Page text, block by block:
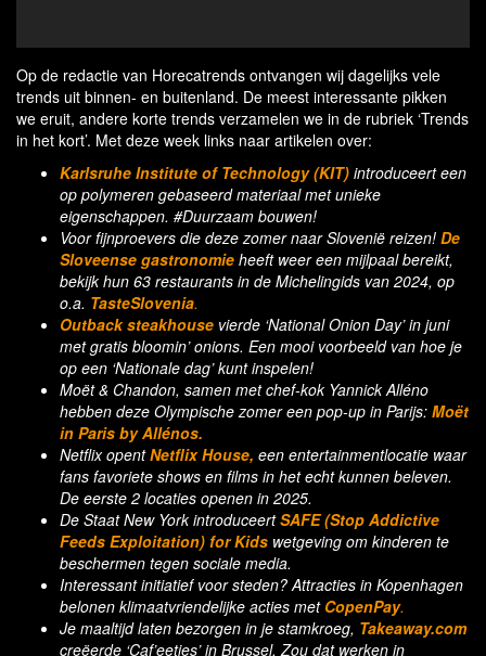
Op de redactie van Horecatrends ontvangen wij dagelijks vele
trends uit binnen- en buitenland. De meest interessante pikken
we eruit, andere korte trends verzamelen we in de rubriek ‘Trends
in het kort’. Met deze week links naar artikelen over:
Karlsruhe Institute of Technology (KIT) introduceert een
op polymeren gebaseerd materiaal met unieke
eigenschappen. #Duurzaam bouwen!
Voor fijnproevers die deze zomer naar Slovenië reizen! De
Sloveense gastronomie heeft weer een mijlpaal bereikt,
bekijk hun 63 restaurants in de Michelingids van 2024, op
o.a. TasteSlovenia.
Outback steakhouse vierde ‘National Onion Day’ in juni
met gratis bloomin’ onions. Een mooi voorbeeld van hoe je
op een ‘Nationale dag’ kunt inspelen!
Moët & Chandon, samen met chef-kok Yannick Alléno
hebben deze Olympische zomer een pop-up in Parijs: Moët
in Paris by Allénos.
Netflix opentNetflix House, een entertainmentlocatie waar
fans favoriete shows en films in het echt kunnen beleven.
De eerste 2 locaties openen in 2025.
De Staat New York introduceertSAFE (Stop Addictive
Feeds Exploitation) for Kids wetgeving om kinderen te
beschermen tegen sociale media.
Interessant initiatief voor steden? Attracties in Kopenhagen
belonen klimaatvriendelijke acties met CopenPay.
Je maaltijd laten bezorgen in je stamkroeg, Takeaway.com
creëerde ‘Caf’eetjes’ in Brussel. Zou dat werken in